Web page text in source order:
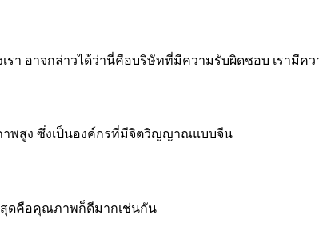
รา อาจกล่าวได้ว่านี่คือบริษัทที่มีความรับผิดชอบ เรามี
พสูง ซึ่งเป็นองค์กรที่มีจิตวิญญาณแบบจีน
สุดคือคุณภาพก็ดีมากเช่นกัน